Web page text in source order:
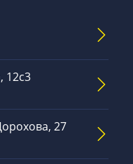
12с3
27